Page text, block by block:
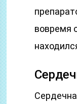
вовремя